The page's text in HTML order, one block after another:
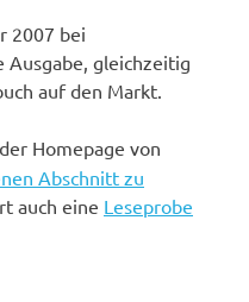
2007 bei
Ausgabe, gleichzeitig
auf den Markt.
Homepage von
Abschnitt zu
auch eine Leseprobe